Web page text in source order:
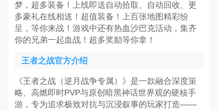
梦，超多装备！上线即送自动拾取、自动回收、更
多豪礼在线相送！超值装备！上百张地图精彩纷
呈，等你来战！游戏中还有热血沙巴克活动，集齐
你的兄弟一起血战！超多奖励等你拿！
王者之战官方介绍
《王者之战（逆月战争专属）》是一款融合深度策
略、高燃即时PVP与原创暗黑神话世界观的硬核手
游，专为追求极致对抗与沉浸叙事的玩家打造——